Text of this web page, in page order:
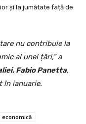
și la jumătate față de
nu contribuie la
al unei țări,” a
Fabio Panetta,
ianuarie.
economică